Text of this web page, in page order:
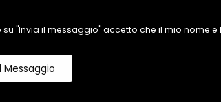
"Invia il messaggio" accetto che il mio nome
Messaggio